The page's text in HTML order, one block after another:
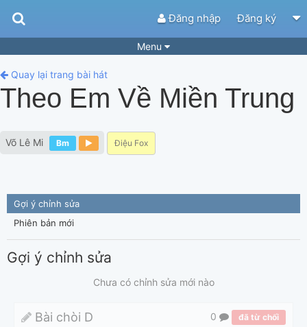
Đăng nhập Đăng ký
Menu
Bài hát
Playlist Hợp âm
Tìm theo hợp âm
Khóa học
Quay lại trang bài hát
Theo Em Về Miền Trung
Võ Lê Mi Bm Điệu Fox
Gợi ý chỉnh sửa
Phiên bản mới
Gợi ý chỉnh sửa
Chưa có chỉnh sửa mới nào
Bài chòi D 0 đã từ chối